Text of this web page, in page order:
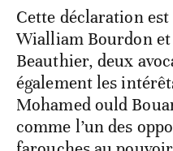
Cette déclaration
Wialliam Bourdon
Beauthier, deux
également les
Mohamed ould
comme l’un des